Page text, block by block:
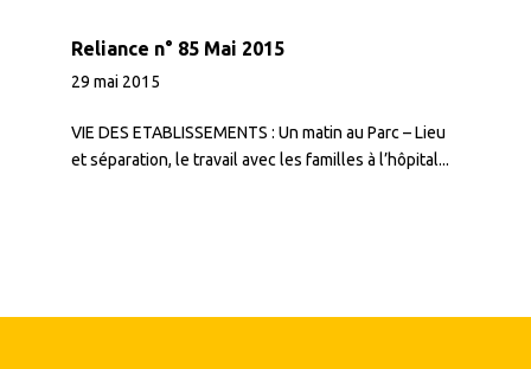
Reliance n° 85 Mai 2015
29 mai 2015
VIE DES ETABLISSEMENTS : Un matin au Parc – Lieu
et séparation, le travail avec les familles à l’hôpital...